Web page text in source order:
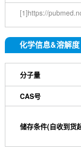
i-
N-
(-)-
(+)-
[1]https://
化学信息&溶解度
分子量
CAS号
储存条件(自收到货